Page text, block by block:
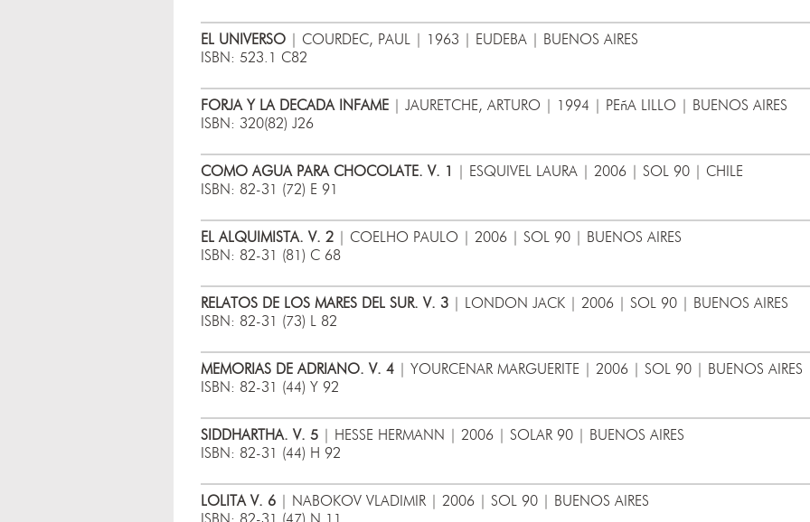
EL UNIVERSO | COURDEC, PAUL | 1963 | EUDEBA | BUENOS AIRES
ISBN: 523.1 C82
FORJA Y LA DECADA INFAME | JAURETCHE, ARTURO | 1994 | PEñA LILLO | BUENOS AIRES
ISBN: 320(82) J26
COMO AGUA PARA CHOCOLATE. V. 1
| ESQUIVEL LAURA | 2006 | SOL 90 | CHILE
ISBN: 82-31 (72) E 91
EL ALQUIMISTA. V. 2 | COELHO PAULO | 2006 | SOL 90 | BUENOS AIRES
ISBN: 82-31 (81) C 68
RELATOS DE LOS MARES DEL SUR. V. 3 | LONDON JACK | 2006 | SOL 90 | BUENOS AIRES
ISBN: 82-31 (73) L 82
MEMORIAS DE ADRIANO. V. 4 | YOURCENAR MARGUERITE | 2006 | SOL 90 | BUENOS AIRES
ISBN: 82-31 (44) Y 92
SIDDHARTHA. V. 5 | HESSE HERMANN | 2006 | SOLAR 90 | BUENOS AIRES
ISBN: 82-31 (44) H 92
LOLITA V. 6 | NABOKOV VLADIMIR | 2006 | SOL 90 | BUENOS AIRES